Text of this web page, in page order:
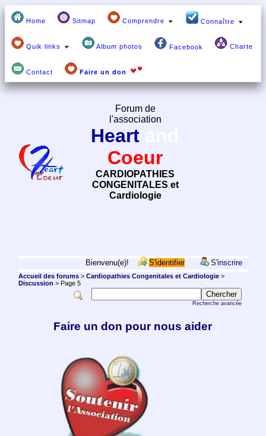
Home Sitmap Comprendre Connaître
Quik links Album photos Facebook Charte
Contact Faire un don
Forum de
l'association
Heart
Coeur
CARDIOPATHIES
CONGENITALES et
Cardiologie
Bienvenu(e)! S'identifier S'inscrire
Accueil des forums> Cardiopathies Congenitales et Cardiologie>
Discussion > Page 5
Recherche avancée
Faire un don pour nous aider